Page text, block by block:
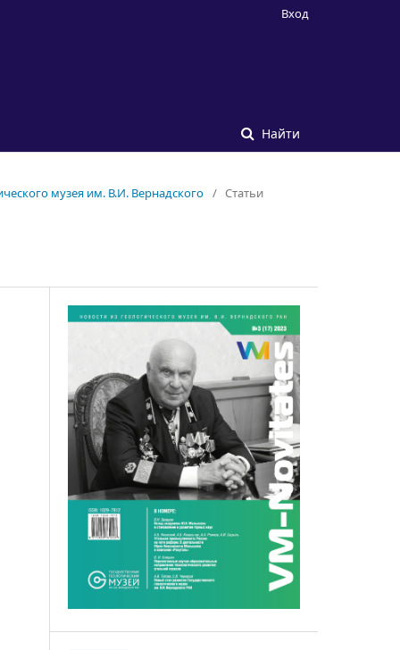
Найти
Вход
музея им. В.И. Вернадского / Статьи